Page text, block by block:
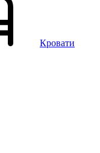
Кровати